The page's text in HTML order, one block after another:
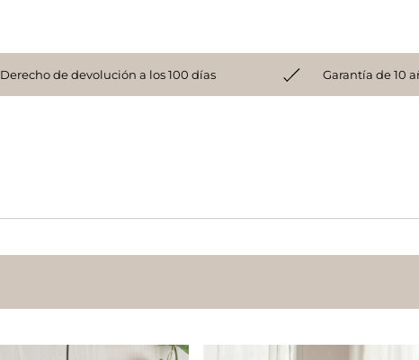
Derecho de devolución a los 100 días Garantía de 10